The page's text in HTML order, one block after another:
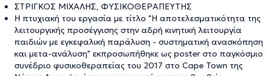
ΣΤΡΙΓΚΟΣ ΜΙΧΑΛΗΣ, ΦΥΣΙΚΟΘΕΡΑΠΕΥΤΗΣ
Η πτυχιακή του εργασία με τίτλο "Η αποτελεσματικότητα της
λειτουργικής προσέγγισης στην αδρή κινητική λειτουργία
παιδιών με εγκεφαλική παράλυση - συστηματική ανασκόπηση
και μετα-ανάλυση" εκπροσωπήθηκε ως poster στο παγκόσμιο
συνέδριο φυσικοθεραπείας του 2017 στο Cape Town της